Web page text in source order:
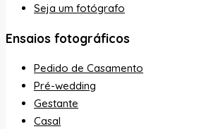
Seja um fotógrafo
Ensaios fotográficos
Pedido de Casamento
Pré-wedding
Gestante
Casal